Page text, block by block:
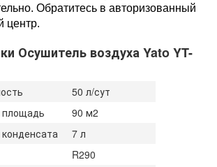
Обратитесь в авторизованный
центр.
Осушитель воздуха Yato YT-
50 л/сут
90 м2
7 л
R290